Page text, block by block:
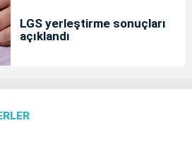
LGS yerleştirme sonuçları
açıklandı